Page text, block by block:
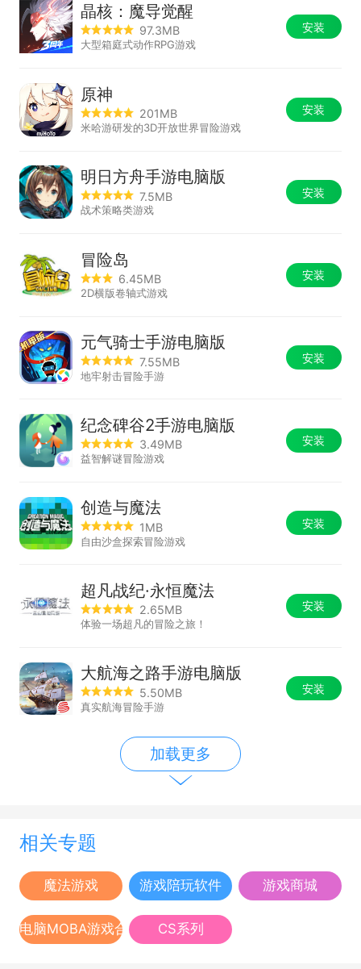
晶核：魔导觉醒
97.3MB
大型箱庭式动作RPG游戏
安装
原神
201MB
米哈游研发的3D开放世界冒险游戏
安装
明日方舟手游电脑版
7.5MB
战术策略类游戏
安装
冒险岛
6.45MB
2D横版卷轴式游戏
安装
元气骑士手游电脑版
7.55MB
地牢射击冒险手游
安装
纪念碑谷2手游电脑版
3.49MB
益智解谜冒险游戏
安装
创造与魔法
1MB
自由沙盒探索冒险游戏
安装
超凡战纪·永恒魔法
2.65MB
体验一场超凡的冒险之旅！
安装
大航海之路手游电脑版
5.50MB
真实航海冒险手游
安装
加载更多
相关专题
魔法游戏 游戏陪玩软件 游戏商城
电脑MOBA游戏合集 CS系列